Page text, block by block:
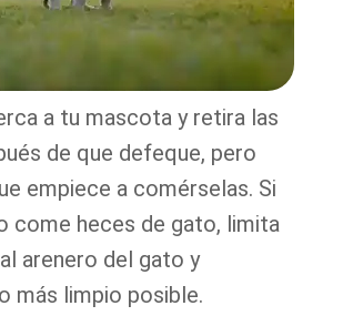
a tu mascota y retira las
de que defeque, pero
empiece a comérselas. Si
come heces de gato, limita
arenero del gato y
más limpio posible.